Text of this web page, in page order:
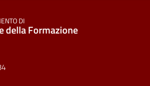
DI
della Formazione